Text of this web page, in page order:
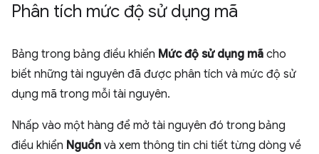
Phân tích mức độ sử dụng mã
Bảng trong bảng điều khiển Mức độ sử dụng mã cho
biết những tài nguyên đã được phân tích và mức độ sử
dụng mã trong mỗi tài nguyên.
Nhấp vào một hàng để mở tài nguyên đó trong bảng
điều khiển Nguồn và xem thông tin chi tiết từng dòng về